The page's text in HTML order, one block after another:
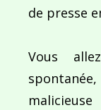
de presse
Vous